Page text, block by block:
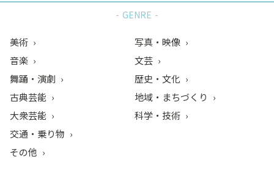
GENRE
美術
音楽
舞踊・演劇
古典芸能
大衆芸能
写真・映像
文芸
歴史・文化
地域・まちづくり
科学・技術
交通・乗り物
その他